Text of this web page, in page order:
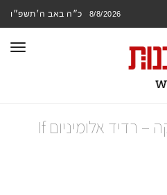
8/8/2026 כ״ה באב ה׳תשפ״ו
חברת אורגניקזון משיקה – רדיד אלומיניום If